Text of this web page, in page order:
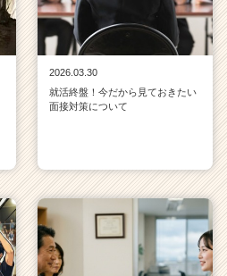
2026.03.30
就活終盤！今だから見ておきたい
面接対策について